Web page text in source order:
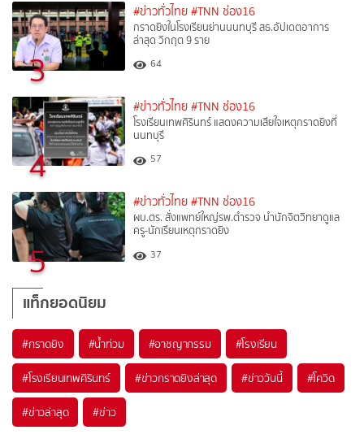
3
#ข่าวทั่วไทย #TNN ช่อง16
กราดยิงในโรงเรียนย่านนนทบุรี สธ.อัปเดตอาการ
ล่าสุด วิกฤต 9 ราย
64
4
#ข่าวทั่วไทย #TNN ช่อง16
โรงเรียนเทพศิรินทร์ แสดงความเสียใจเหตุกราดยิงที่
นนทบุรี
57
5
#ข่าวทั่วไทย #TNN ช่อง16
ผบ.ตร. สั่งแพทย์ใหญ่รพ.ตำรวจ นำนักจิตวิทยาดูแล
ครู-นักเรียนเหตุกราดยิง
37
แท็กยอดนิยม
#กราดยิง #น้ำท่วม #อาชญากรรม #โรงเรียน
#โรงเรียนเทพศิรินทร์ #ข่าวกราดยิงล่าสุด #ข่าววันนี้ #โควิด
#ข่าวล่าสุด #ข่าว